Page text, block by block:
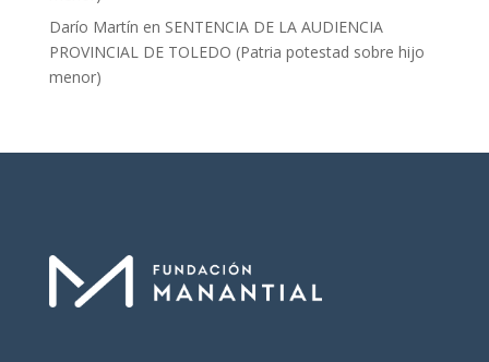
Darío Martín en SENTENCIA DE LA AUDIENCIA
PROVINCIAL DE TOLEDO (Patria potestad sobre hijo
menor)